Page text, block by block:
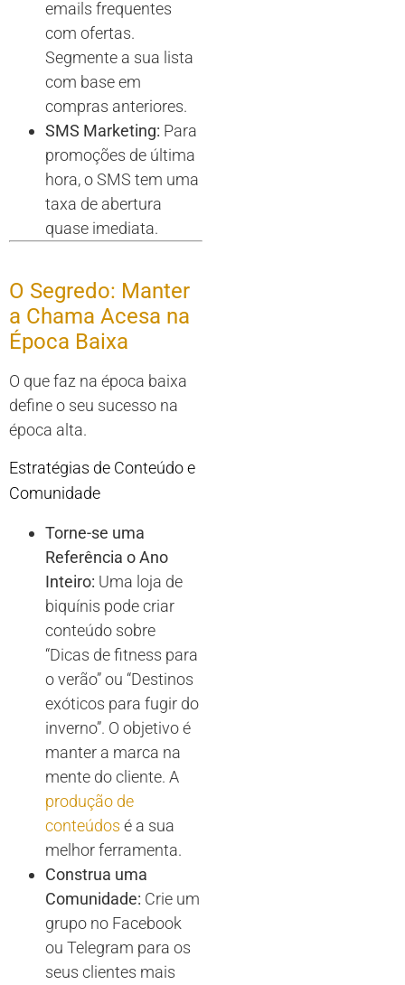
emails frequentes
com ofertas.
Segmente a sua lista
com base em
compras anteriores.
SMS Marketing: Para
promoções de última
hora, o SMS tem uma
taxa de abertura
quase imediata.
O Segredo: Manter
a Chama Acesa na
Época Baixa
O que faz na época baixa
define o seu sucesso na
época alta.
Estratégias de Conteúdo e
Comunidade
Torne-se uma
Referência o Ano
Inteiro: Uma loja de
biquínis pode criar
conteúdo sobre
“Dicas de fitness para
o verão” ou “Destinos
exóticos para fugir do
inverno”. O objetivo é
manter a marca na
mente do cliente. A
produção de
conteúdos é a sua
melhor ferramenta.
Construa uma
Comunidade: Crie um
grupo no Facebook
ou Telegram para os
seus clientes mais